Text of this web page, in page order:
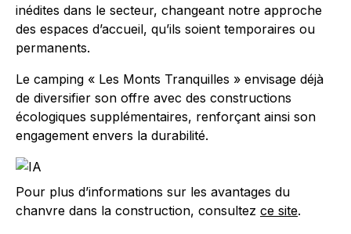
inédites dans le secteur, changeant notre approche
des espaces d’accueil, qu’ils soient temporaires ou
permanents.
Le camping « Les Monts Tranquilles » envisage déjà
de diversifier son offre avec des constructions
écologiques supplémentaires, renforçant ainsi son
engagement envers la durabilité.
Pour plus d’informations sur les avantages du
chanvre dans la construction, consultez ce site.